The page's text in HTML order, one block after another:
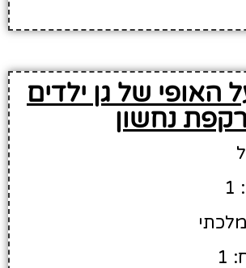
האופי של גן ילדים
רקפת נחשון